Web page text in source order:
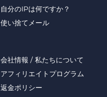
会社情報 / 私たちについて
アフィリエイトプログラム
返金ポリシー
自分のIPは何ですか？
使い捨てメール